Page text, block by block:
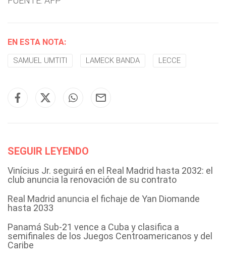
EN ESTA NOTA:
SAMUEL UMTITI LAMECK BANDA LECCE
SEGUIR LEYENDO
Vinícius Jr. seguirá en el Real Madrid hasta 2032: el
club anuncia la renovación de su contrato
Real Madrid anuncia el fichaje de Yan Diomande
hasta 2033
Panamá Sub-21 vence a Cuba y clasifica a
semifinales de los Juegos Centroamericanos y del
Caribe